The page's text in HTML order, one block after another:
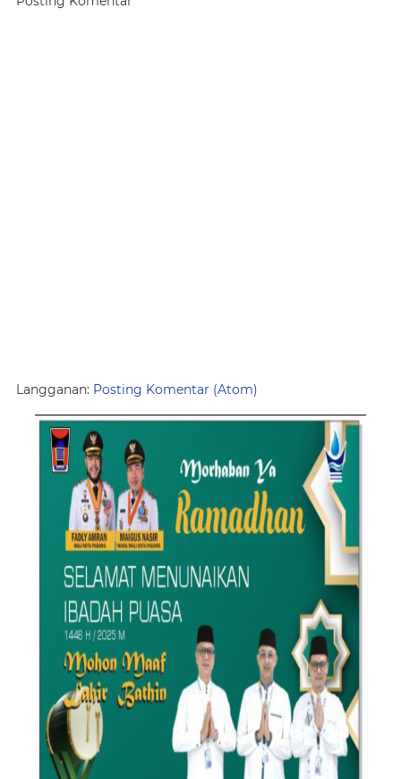
Langganan: Posting Komentar (Atom)